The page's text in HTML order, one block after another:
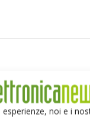
noi e i